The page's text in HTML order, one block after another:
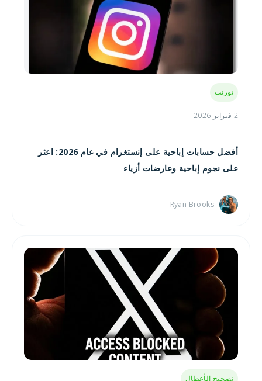
تورنت
2 فبراير 2026
أفضل حسابات إباحية على إنستغرام في عام 2026: اعثر
على نجوم إباحية وعارضات أزياء
Ryan Brooks
تصحيح الأعطال